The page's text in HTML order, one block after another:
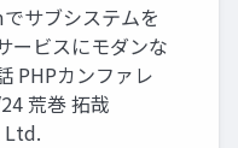
サブシステムを
ービスにモダンな
PHPカンファレ
荒巻 拓哉
Ltd.